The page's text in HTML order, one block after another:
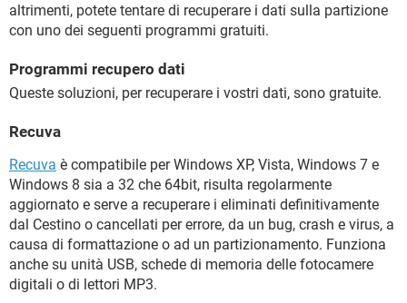
altrimenti, potete tentare di recuperare i dati sulla partizione
con uno dei seguenti programmi gratuiti.
Programmi recupero dati
Queste soluzioni, per recuperare i vostri dati, sono gratuite.
Recuva
Recuva è compatibile per Windows XP, Vista, Windows 7 e
Windows 8 sia a 32 che 64bit, risulta regolarmente
aggiornato e serve a recuperare i eliminati definitivamente
dal Cestino o cancellati per errore, da un bug, crash e virus, a
causa di formattazione o ad un partizionamento. Funziona
anche su unità USB, schede di memoria delle fotocamere
digitali o di lettori MP3.